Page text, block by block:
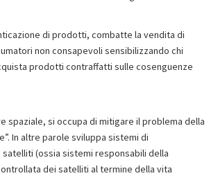
di prodotti, combatte la vendita di
non consapevoli sensibilizzando chi
prodotti contraffatti sulle cosenguenze
spaziale, si occupa di mitigare il problema della
In altre parole sviluppa sistemi di
(ossia sistemi responsabili della
dei satelliti al termine della vita